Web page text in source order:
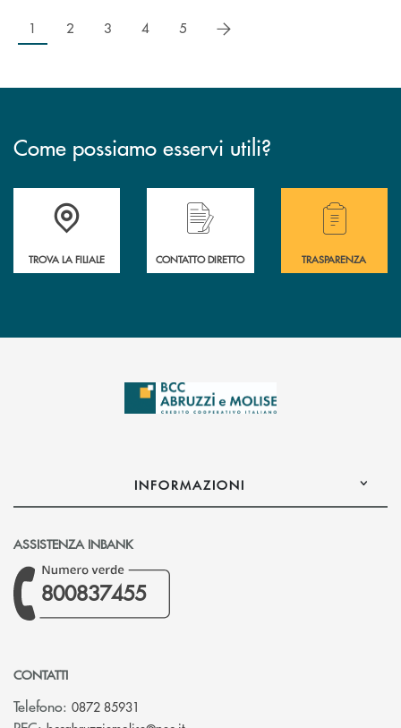
1 2 3 4 5 successivo
Come possiamo esservi utili?
Accedi all' elenco completo delle filiali .
TROVA LA FILIALE CONTATTO DIRETTO
Hai bisogno di
TRASPARENZA
INFORMAZIONI
ASSISTENZA INBANK
800837455
CONTATTI
Telefono: 0872 85931